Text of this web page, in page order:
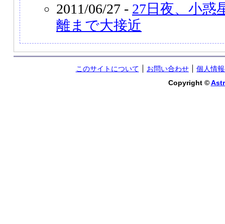
2011/06/27 - 27日夜、小惑
離まで大接近
このサイトについて お問い合わせ
個人情
Copyright ©